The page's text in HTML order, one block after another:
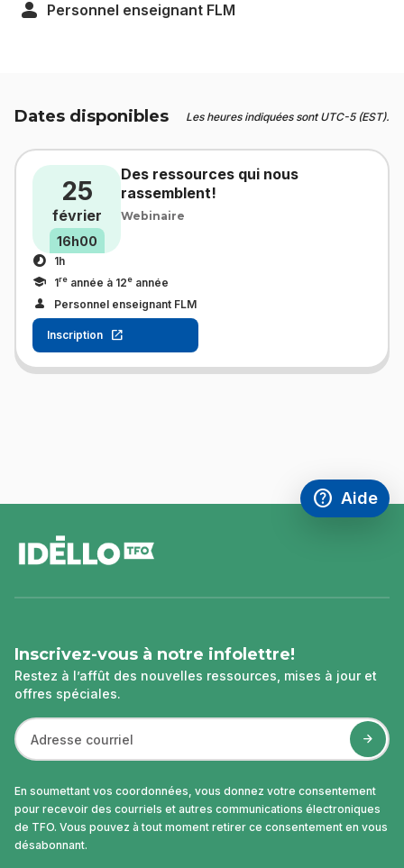
Personnel enseignant FLM
Dates disponibles Les heures indiquées sont UTC-5 (EST).
25
février
16h00
Des ressources qui nous
rassemblent!
Webinaire
1h
1re année à 12e année
Personnel enseignant FLM
Inscription
help
Accéder à
Aide
,Ce lien
de
page
Inscrivez-vous à notre infolettre!
Restez à l’affût des nouvelles ressources, mises à jour et
offres spéciales.
En soumettant vos coordonnées, vous donnez votre consentement
pour recevoir des courriels et autres communications électroniques
de TFO. Vous pouvez à tout moment retirer ce consentement en vous
désabonnant.